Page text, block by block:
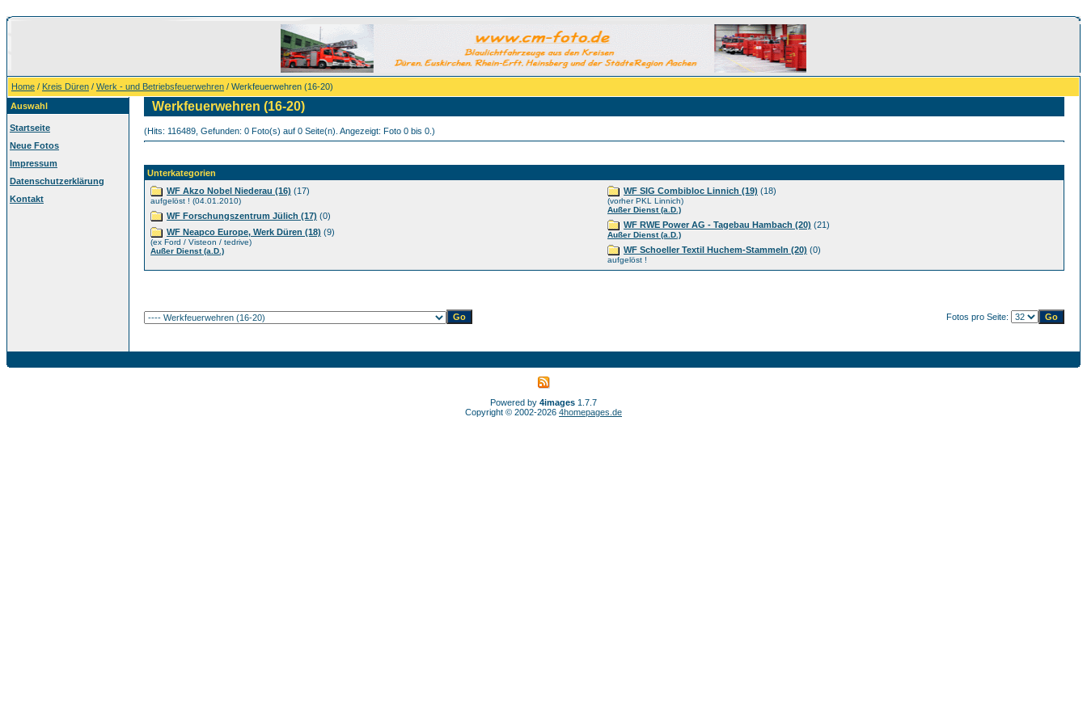
Home / Kreis Düren / Werk - und Betriebsfeuerwehren / Werkfeuerwehren (16-20)
Auswahl
Startseite
Neue Fotos
Impressum
Datenschutzerklärung
Kontakt
Werkfeuerwehren (16-20)
(Hits: 116489, Gefunden: 0 Foto(s) auf 0 Seite(n). Angezeigt: Foto 0 bis 0.)
Unterkategorien
WF Akzo Nobel Niederau (16) (17)
aufgelöst ! (04.01.2010)
WF Forschungszentrum Jülich (17) (0)
WF Neapco Europe, Werk Düren (18) (9)
(ex Ford / Visteon / tedrive)
Außer Dienst (a.D.)
WF SIG Combibloc Linnich (19) (18)
(vorher PKL Linnich)
Außer Dienst (a.D.)
WF RWE Power AG - Tagebau Hambach (20) (21)
Außer Dienst (a.D.)
WF Schoeller Textil Huchem-Stammeln (20) (0)
aufgelöst !
Fotos pro Seite:
Powered by 4images 1.7.7
Copyright © 2002-2026 4homepages.de